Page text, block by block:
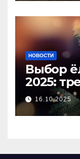
НОВОСТИ
Выбор
2025:
16.10.2025